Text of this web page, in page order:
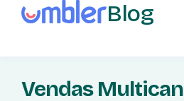
Blog
Vendas